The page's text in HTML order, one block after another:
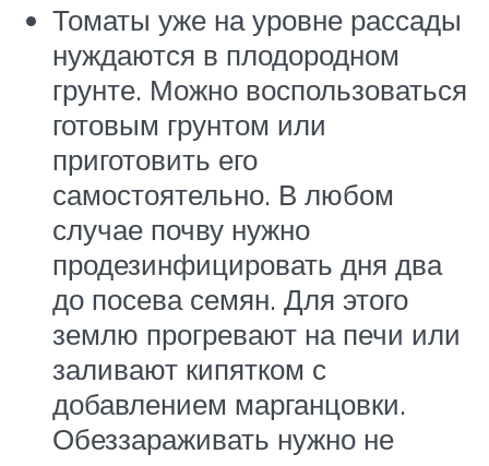
Томаты уже на уровне рассады
нуждаются в плодородном
грунте. Можно воспользоваться
готовым грунтом или
приготовить его
самостоятельно. В любом
случае почву нужно
продезинфицировать дня два
до посева семян. Для этого
землю прогревают на печи или
заливают кипятком с
добавлением марганцовки.
Обеззараживать нужно не